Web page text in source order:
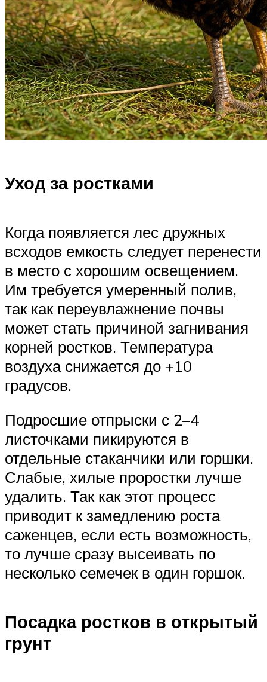
Уход за ростками
Когда появляется лес дружных
всходов емкость следует перенести
в место с хорошим освещением.
Им требуется умеренный полив,
так как переувлажнение почвы
может стать причиной загнивания
корней ростков. Температура
воздуха снижается до +10
градусов.
Подросшие отпрыски с 2–4
листочками пикируются в
отдельные стаканчики или горшки.
Слабые, хилые проростки лучше
удалить. Так как этот процесс
приводит к замедлению роста
саженцев, если есть возможность,
то лучше сразу высеивать по
несколько семечек в один горшок.
Посадка ростков в открытый
грунт